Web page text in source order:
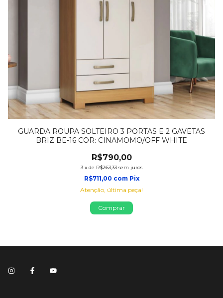
GUARDA ROUPA SOLTEIRO 3 PORTAS E 2 GAVETAS
BRIZ BE-16 COR: CINAMOMO/OFF WHITE
R$790,00
3 x de R$263,33 sem juros
R$711,00 com Pix
Atenção, última peça!